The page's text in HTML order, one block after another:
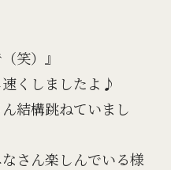
笑）』
くしましたよ♪
結構跳ねていまし
さん楽しんでいる様